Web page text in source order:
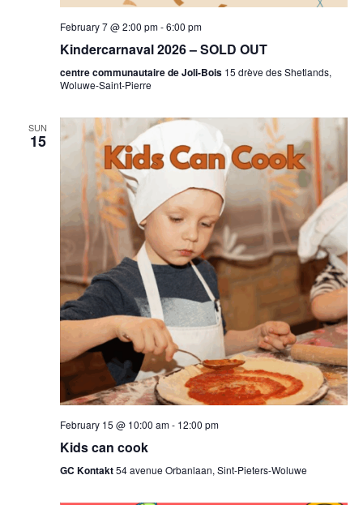
February 7 @ 2:00 pm-6:00 pm
Kindercarnaval 2026 – SOLD OUT
centre communautaire de Joli-Bois 15 drève des Shetlands,
Woluwe-Saint-Pierre
SUN
15
February 15 @ 10:00 am- 12:00 pm
Kids can cook
GC Kontakt54 avenue Orbanlaan, Sint-Pieters-Woluwe